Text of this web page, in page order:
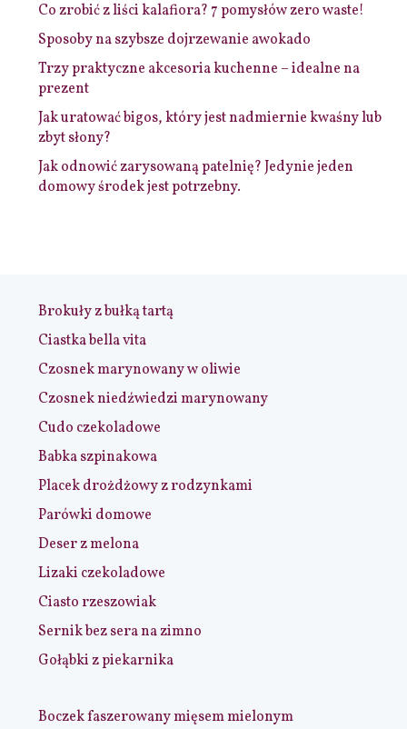
Co zrobić z liści kalafiora? 7 pomysłów zero waste!
Sposoby na szybsze dojrzewanie awokado
Trzy praktyczne akcesoria kuchenne – idealne na
prezent
Jak uratować bigos, który jest nadmiernie kwaśny lub
zbyt słony?
Jak odnowić zarysowaną patelnię? Jedynie jeden
domowy środek jest potrzebny.
Brokuły z bułką tartą
Ciastka bella vita
Czosnek marynowany w oliwie
Czosnek niedźwiedzi marynowany
Cudo czekoladowe
Babka szpinakowa
Placek drożdżowy z rodzynkami
Parówki domowe
Deser z melona
Lizaki czekoladowe
Ciasto rzeszowiak
Sernik bez sera na zimno
Gołąbki z piekarnika
Boczek faszerowany mięsem mielonym